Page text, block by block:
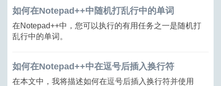
如何在Notepad++中随机打乱行中的单词
在Notepad++中，您可以执行的有用任务之一是随机打
乱行中的单词。
如何在Notepad++中在逗号后插入换行符
在本文中，我将描述如何在逗号后插入换行符并使用